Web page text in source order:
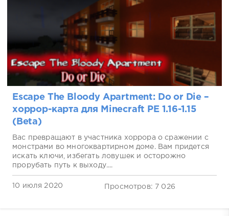
Escape The Bloody Apartment: Do or Die –
хоррор-карта для Minecraft PE 1.16-1.15
(Beta)
Вас превращают в участника хоррора о сражении с
монстрами во многоквартирном доме. Вам придется
искать ключи, избегать ловушек и осторожно
прорубать путь к выходу....
10 июля 2020 Просмотров: 7 026